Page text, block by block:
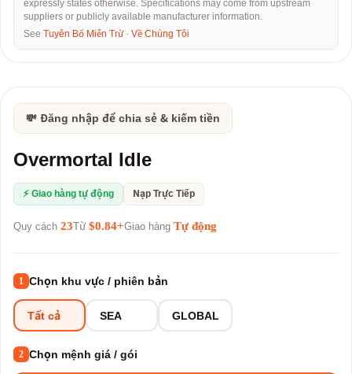
expressly states otherwise. Specifications may come from upstream
suppliers or publicly available manufacturer information.
See Tuyên Bố Miễn Trừ· Về Chúng Tôi
💸 Đăng nhập để chia sẻ & kiếm tiền
Overmortal Idle
⚡ Giao hàng tự động Nạp Trực Tiếp
Quy cách 23Từ $0.84+Giao hàng Tự động
1 Chọn khu vực / phiên bản
Tất cả SEA GLOBAL
2 Chọn mệnh giá / gói